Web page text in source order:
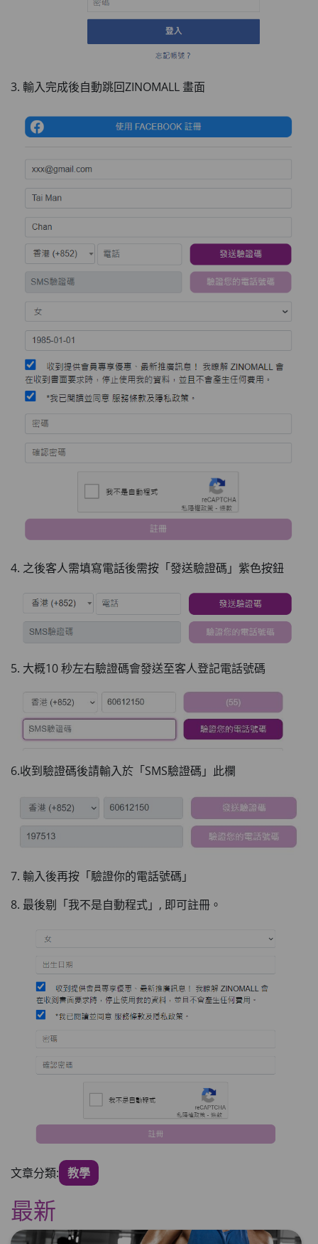
3. 輸入完成後自動跳回ZINOMALL 畫面
4. 之後客人需填寫電話後需按「發送驗證碼」紫色按鈕
5. 大概10 秒左右驗證碼會發送至客人登記電話號碼
6.收到驗證碼後請輸入於「SMS驗證碼」此欄
7. 輸入後再按「驗證你的電話號碼」
8. 最後剔「我不是自動程式」, 即可註冊。
文章分類: 教學
最新